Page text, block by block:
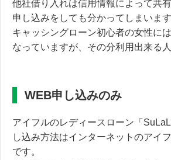
他社借り入れは信用情報によって共
申し込みをしても分かってしまいます
キャッシングローン初心者の女性に
なっていますが、その分利用出来る
WEB申し込みのみ
アイフルのレディースローン「
し込み方法はインターネットのアイ
です。